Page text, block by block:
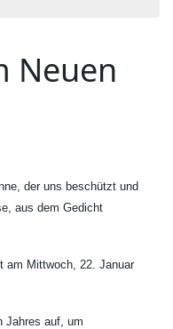
Neuen
der uns beschützt und
aus dem Gedicht
am Mittwoch, 22. Januar
Jahres auf, um